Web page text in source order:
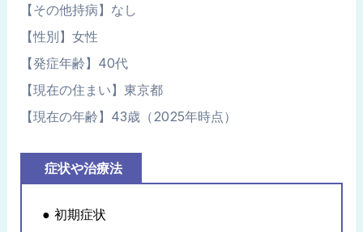
【その他持病】なし
【性別】女性
【発症年齢】40代
【現在の住まい】東京都
【現在の年齢】43歳（2025年時点）
症状や治療法
● 初期症状